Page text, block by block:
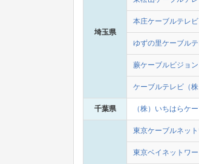
埼玉県
本庄ケーブルテレビ
ゆずの里ケーブルテ
蕨ケーブルビジョ
ケーブルテレビ（株
千葉県 （株）いちはらケ
東京ケーブルネッ
東京ベイネットワー